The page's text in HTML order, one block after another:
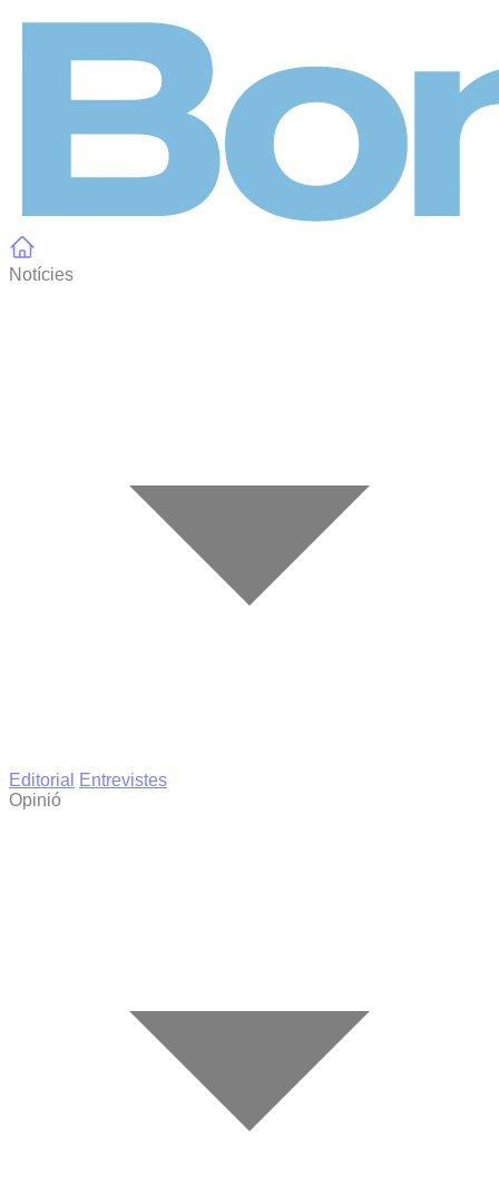
Notícies
Editorial
Entrevistes
Opinió